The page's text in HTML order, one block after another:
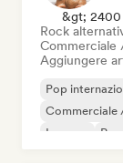
&gt; 2400
Rock
Commerciale
Aggiungere
Pop
Commerciale
Iperpop
Pop